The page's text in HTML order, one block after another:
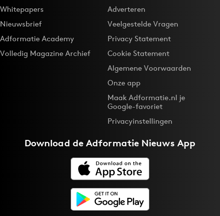
Whitepapers
Nieuwsbrief
Adformatie Academy
Volledig Magazine Archief
Adverteren
Veelgestelde Vragen
Privacy Statement
Cookie Statement
Algemene Voorwaarden
Onze app
Maak Adformatie.nl je
Google-favoriet
Privacyinstellingen
Download deAdformatie Nieuws App